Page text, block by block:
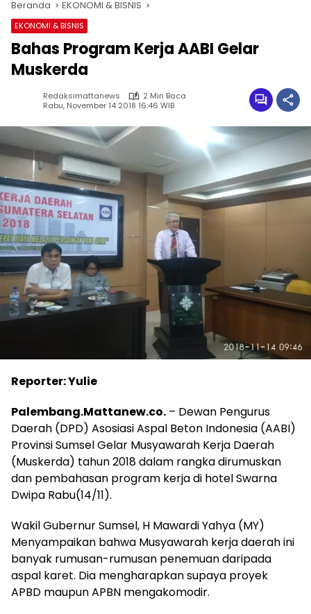
Beranda EKONOMI & BISNIS
EKONOMI & BISNIS
Bahas Program Kerja AABI Gelar
Muskerda
Redaksimattanews
2 Min Baca
Rabu, November 14 2018 16:46 WIB
Reporter: Yulie
Palembang.Mattanew.co. – Dewan Pengurus
Daerah (DPD) Asosiasi Aspal Beton Indonesia (AABI)
Provinsi Sumsel Gelar Musyawarah Kerja Daerah
(Muskerda) tahun 2018 dalam rangka dirumuskan
dan pembahasan program kerja di hotel Swarna
Dwipa Rabu(14/11).
Wakil Gubernur Sumsel, H Mawardi Yahya (MY)
Menyampaikan bahwa Musyawarah kerja daerah ini
banyak rumusan-rumusan penemuan daripada
aspal karet. Dia mengharapkan supaya proyek
APBD maupun APBN mengakomodir.